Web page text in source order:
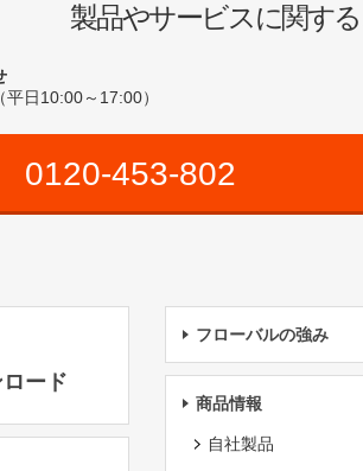
製品やサービスに関す
日10:00～17:00）
0120-453-802
ード
フローバルの強み
商品情報
自社製品